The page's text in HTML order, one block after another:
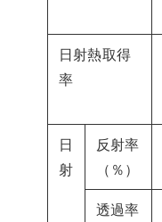
日射熱取得
率
日
射
反射率
（％）
透過率